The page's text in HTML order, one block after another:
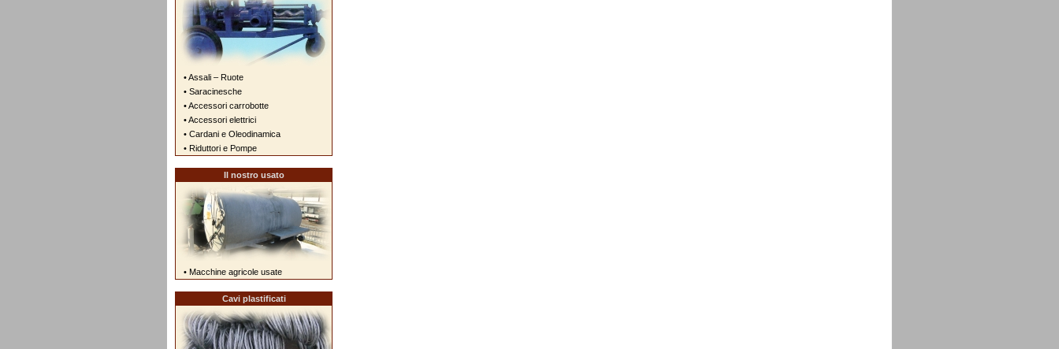
• Assali – Ruote
• Saracinesche
• Accessori carrobotte
• Accessori elettrici
• Cardani e Oleodinamica
• Riduttori e Pompe
Il nostro usato
• Macchine agricole usate
Cavi plastificati